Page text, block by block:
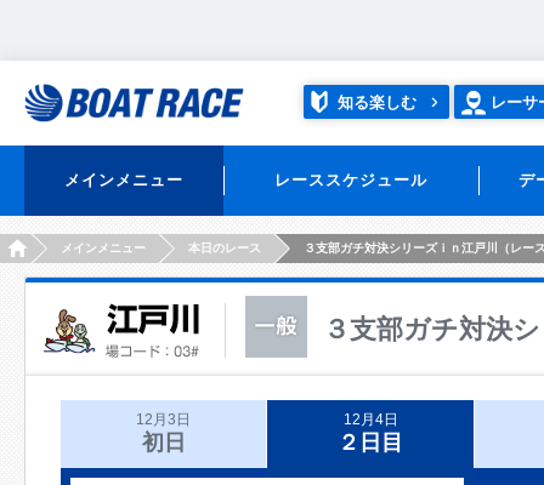
知る楽しむ レーサ
メインメニュー レーススケジュール デ
HOMEメインメニュー 本日のレース ３支部ガチ対決シリーズｉｎ江戸川（レー
３支部ガチ対決
12月3日
初日
12月4日
２日目